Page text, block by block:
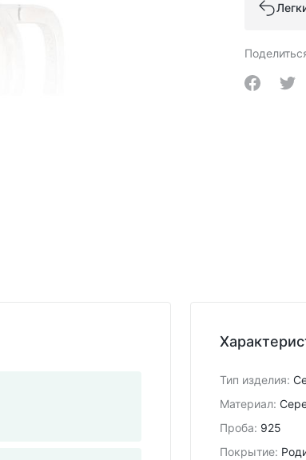
Share on
Тип изделия:
Материал:
Проба: 925
Покрытие: